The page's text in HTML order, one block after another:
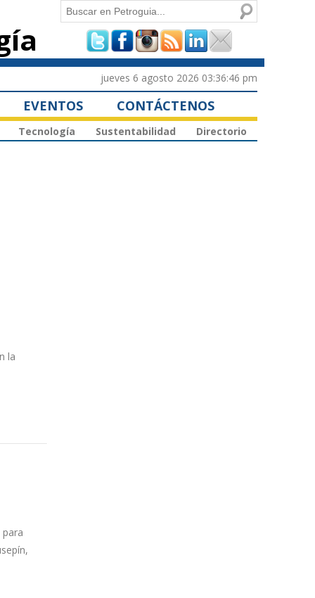
Formulario de
búsqueda
Buscar
jueves 6 agosto 2026 03:36:46 pm
EVENTOS CONTÁCTENOS
Tecnología Sustentabilidad Directorio
la